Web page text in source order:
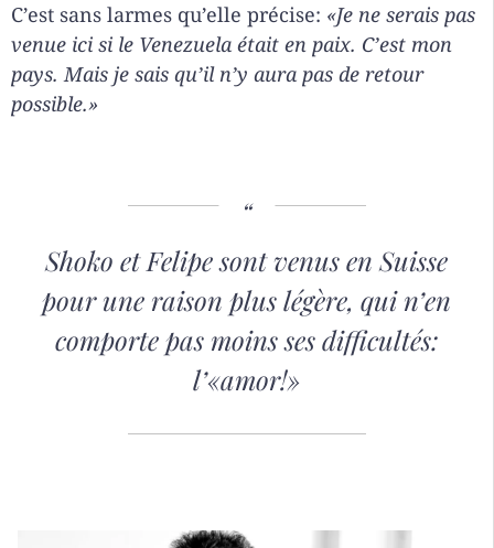
C’est sans larmes qu’elle précise: «Je ne serais pas
venue ici si le Venezuela était en paix. C’est mon
pays. Mais je sais qu’il n’y aura pas de retour
possible.»
Shoko et Felipe sont venus en Suisse
pour une raison plus légère, qui n’en
comporte pas moins ses difficultés:
l’«amor!»